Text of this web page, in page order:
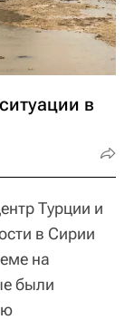
в
Турции и
в Сирии
на
были